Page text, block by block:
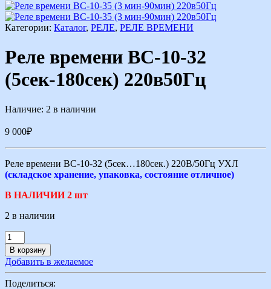
Категории: Каталог, РЕЛЕ, РЕЛЕ ВРЕМЕНИ
Реле времени ВС-10-32
(5сек-180сек) 220в50Гц
Наличие: 2 в наличии
9 000₽
Реле времени ВС-10-32 (5сек…180сек.) 220В/50Гц УХЛ
(складское хранение, упаковка, состояние отличное)
В НАЛИЧИИ 2 шт
2 в наличии
В корзину
Добавить в желаемое
Поделиться: